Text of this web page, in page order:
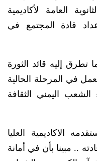
العامة لأكاديمية
قادة المجتمع في
تطرق إليه قائد الثورة
في المرحلة الحالية
اليمني الثقافة
الاكاديمية العليا
.. مبينا بأن في أمانة